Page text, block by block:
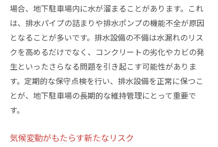
地質学的データの活用法
頻繁な地震と地下駐車場の水漏れリスクをどう
対処するか
地震対策の基本と応用
耐震性を高めるための設計
地震後の迅速な点検方法
地震警報システムの導入
場合、地下駐車場内に水が溜まることがあります。これ
は、排水パイプの詰まりや排水ポンプの機能不全が原因
となることが多いです。排水設備の不備は水漏れのリス
クを高めるだけでなく、コンクリートの劣化やカビの発
生といったさらなる問題を引き起こす可能性がありま
す。定期的な保守点検を行い、排水設備を正常に保つこ
とが、地下駐車場の長期的な維持管理にとって重要で
す。
気候変動がもたらす新たなリスク